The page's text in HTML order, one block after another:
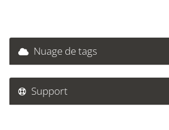
Nuage de tags
Support